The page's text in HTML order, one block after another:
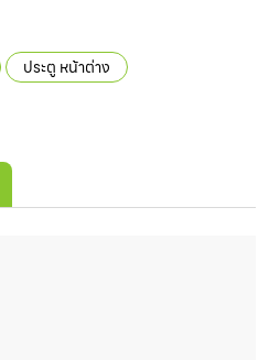
ประตู หน้าต่าง